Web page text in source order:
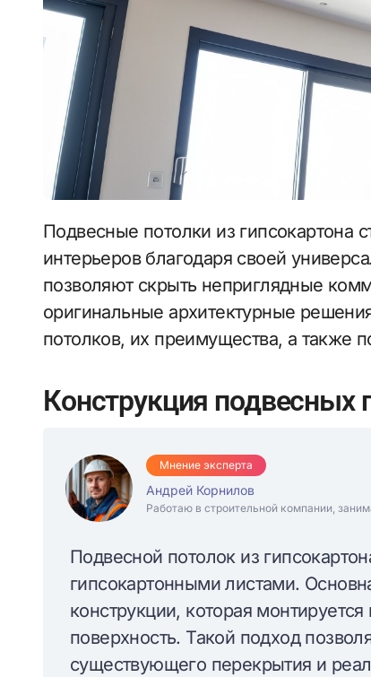
Подвесные потолки из гипсокартона стали популярным выбором для оформления
интерьеров благодаря своей
позволяют скрыть неприглядные
оригинальные архитектурные
потолков, их преимущества, а также
Конструкция подвесных
Мнение эксперта
Андрей Корнилов
Работаю в строительной компании,
Подвесной потолок из
гипсокартонными листами.
конструкции, которая
поверхность. Такой подход
существующего перекрытия и